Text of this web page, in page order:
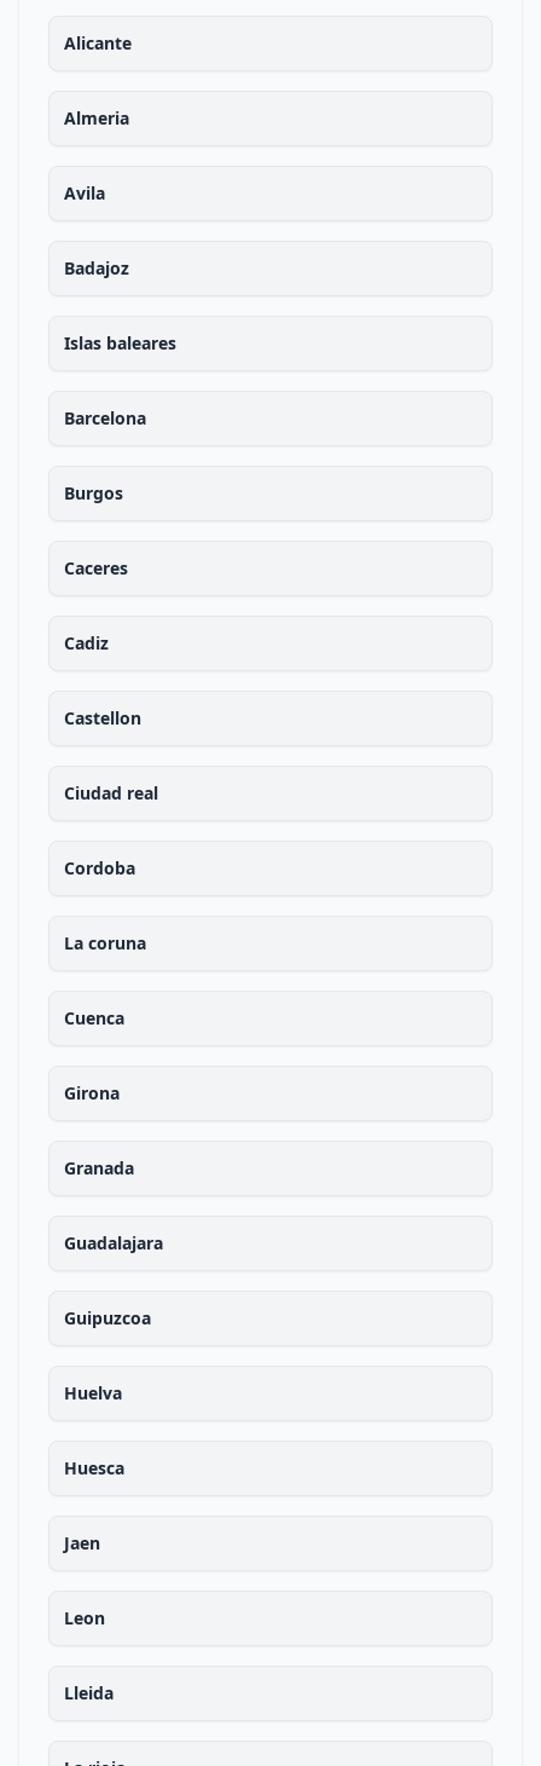
Alicante
Almeria
Avila
Badajoz
Islas baleares
Barcelona
Burgos
Caceres
Cadiz
Castellon
Ciudad real
Cordoba
La coruna
Cuenca
Girona
Granada
Guadalajara
Guipuzcoa
Huelva
Huesca
Jaen
Leon
Lleida